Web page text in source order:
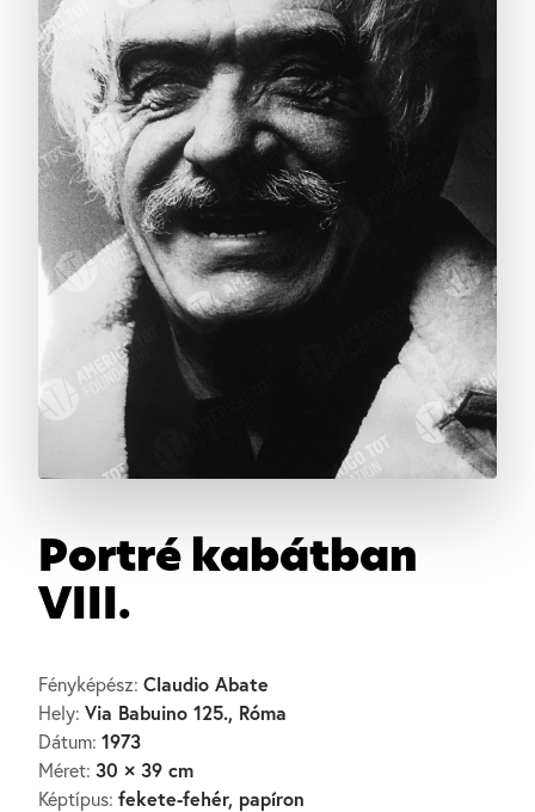
Portré kabátban
VIII.
Fényképész: Claudio Abate
Hely: Via Babuino 125., Róma
Dátum: 1973
Méret: 30 × 39 cm
Képtípus: fekete-fehér, papíron